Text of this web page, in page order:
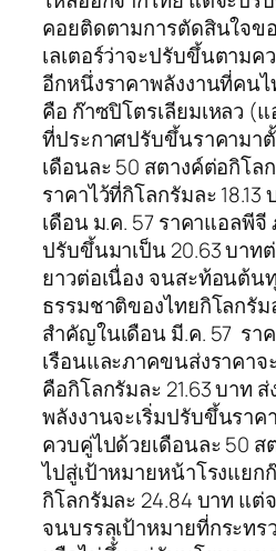
คอยติดตามการตัดสินใจข
เลเตอร์ว่าจะปรับขึ้นตามค
อีกหนึ่งราคาพลังงานที่คน
คือ ก๊าซปิโตรเลียมเหลว (
ที่ประกาศปรับขึ้นราคามา
เดือนละ 50 สตางค์ต่อกิโล
ราคาไว้ที่กิโลกรัมละ
เดือน ม.ค. 57 ราคาแอลพีจี
ปรับขึ้นมาเป็น 20.63 บาท
ยาวต่อเนื่อง จนสะท้อนต้
ธรรมชาติของไทยกิโลกรัม
สำคัญในเดือน มี.ค. 57 รา
เรือนและภาคขนส่งราคา
คือกิโลกรัมละ 21.63 บาท
พลังงานจะเริ่มปรับขึ้นรา
ควบคู่ไปด้วยเดือนละ 50
ไปสู่เป้าหมายหน้าโรงแยก
กิโลกรัมละ 24.84 บาท แต่
จนบรรลุเป้าหมายที่กระท